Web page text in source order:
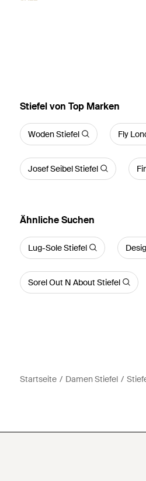
Stiefel von Top Marken
Woden Stiefel Fly
Josef Seibel Stiefel
Ähnliche Suchen
Lug-Sole Stiefel
Sorel Out N About Stiefel
Startseite Damen Stiefel